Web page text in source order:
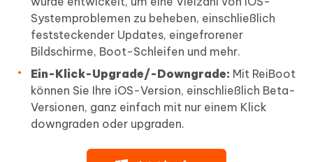
Systemproblemen zu beheben, einschließlich
feststeckender Updates, eingefrorener
Bildschirme, Boot-Schleifen und mehr.
Ein-Klick-Upgrade/-Downgrade: Mit ReiBoot
können Sie Ihre iOS-Version, einschließlich Beta-
Versionen, ganz einfach mit nur einem Klick
downgraden oder upgraden.